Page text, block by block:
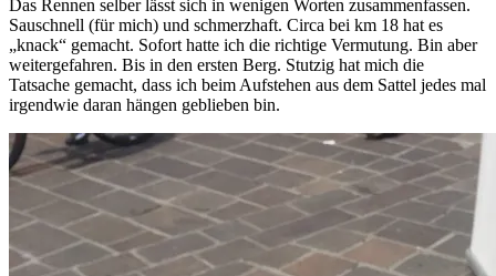
Das Rennen selber lässt sich in wenigen Worten zusammenfassen.
Sauschnell (für mich) und schmerzhaft. Circa bei km 18 hat es
„knack“ gemacht. Sofort hatte ich die richtige Vermutung. Bin aber
weitergefahren. Bis in den ersten Berg. Stutzig hat mich die
Tatsache gemacht, dass ich beim Aufstehen aus dem Sattel jedes mal
irgendwie daran hängen geblieben bin.